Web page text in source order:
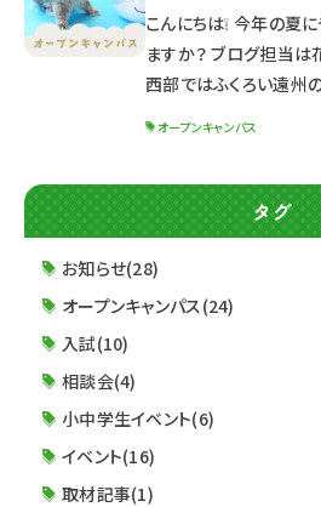
い。 内容：☆トリミ
マネキンにブラッシン
こんにちは❕ 今年の夏
ますか？ ブログ担当
西部ではふくろい遠州
イベントといえば！！！
パスもチェックして
ニューによって時間が
オープンキャンパス
タグ
お知らせ(28)
オープンキャンパス(24)
入試(10)
相談会(4)
小中学生イベント(6)
イベント(16)
取材記事(1)